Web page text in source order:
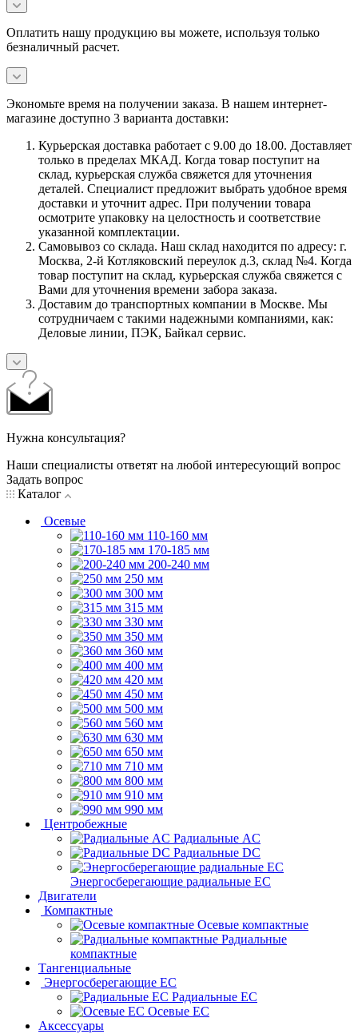
Оплатить нашу продукцию вы можете, используя только
безналичный расчет.
Экономьте время на получении заказа. В нашем интернет-
магазине доступно 3 варианта доставки:
Курьерская доставка работает с 9.00 до 18.00. Доставляет
только в пределах МКАД. Когда товар поступит на
склад, курьерская служба свяжется для уточнения
деталей. Специалист предложит выбрать удобное время
доставки и уточнит адрес. При получении товара
осмотрите упаковку на целостность и соответствие
указанной комплектации.
Самовывоз со склада. Наш склад находится по адресу: г.
Москва, 2-й Котляковский переулок д.3, склад №4. Когда
товар поступит на склад, курьерская служба свяжется с
Вами для уточнения времени забора заказа.
Доставим до транспортных компании в Москве. Мы
сотрудничаем с такими надежными компаниями, как:
Деловые линии, ПЭК, Байкал сервис.
Нужна консультация?
Наши специалисты ответят на любой интересующий вопрос
Задать вопрос
Каталог
Осевые
110-160 мм
170-185 мм
200-240 мм
250 мм
300 мм
315 мм
330 мм
350 мм
360 мм
400 мм
420 мм
450 мм
500 мм
560 мм
630 мм
650 мм
710 мм
800 мм
910 мм
990 мм
Центробежные
Радиальные AC
Радиальные DC
Энергосберегающие радиальные EC
Двигатели
Компактные
Осевые компактные
Радиальные
компактные
Тангенциальные
Энергосберегающие EC
Радиальные EC
Осевые EC
Аксессуары